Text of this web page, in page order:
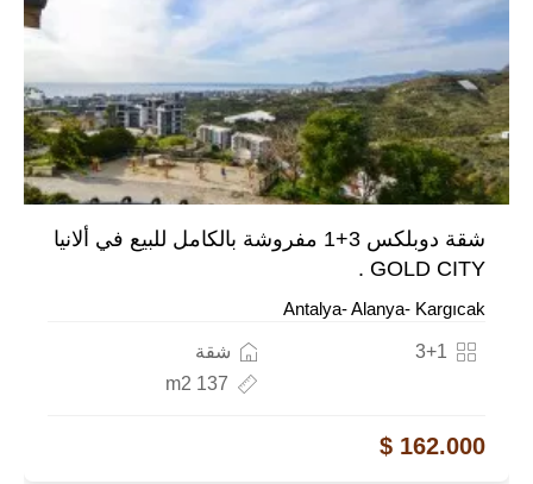
شقة دوبلكس 3+1 مفروشة بالكامل للبيع في ألانيا
GOLD CITY .
Antalya- Alanya- Kargıcak
شقة
3+1
137 m2
162.000 $